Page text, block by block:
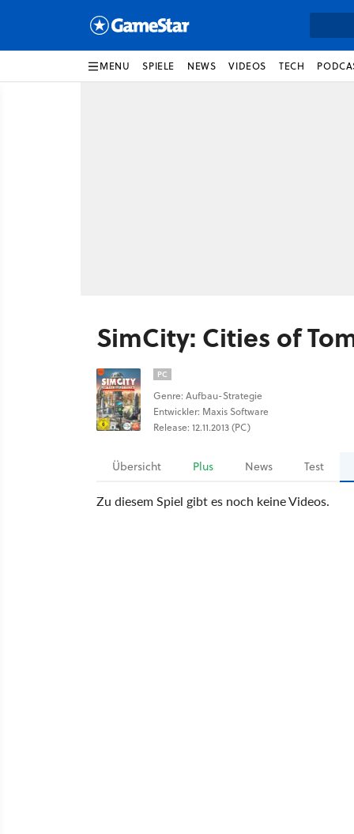
MENU SPIELE NEWS VIDEOS TECH
SimCity: Cities of
PC
Genre: Aufbau-Strategie
Entwickler: Maxis Software
Release: 12.11.2013 (PC)
Übersicht Plus News Test
Zu diesem Spiel gibt es noch keine Videos.